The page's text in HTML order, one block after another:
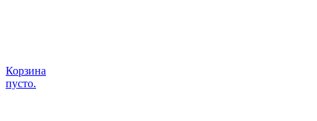
Корзина
пусто.